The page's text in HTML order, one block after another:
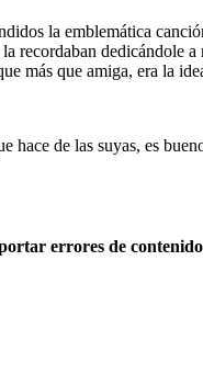
la emblemática
recordaban dedicándole
más que amiga, era la
de las suyas, es
errores de